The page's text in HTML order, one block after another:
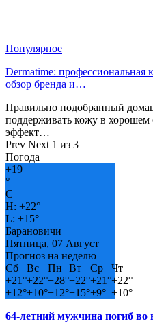
Популярное
Dermatime: профессиональная
обзор бренда и…
Правильно подобранный
поддерживать кожу в хорошем
эффект…
Prev Next 1 из 3
Погода
+19
°
C
H: +22°
L: +15°
Барановичи
Пятница, 07 Август
Прогноз на неделю
Сб
Вс Пн Вт Ср
Чт
+21°+22°+28°+22°+21°+22°
+12°+10°+12°+15°+9° +10°
64-летний мужчина погиб